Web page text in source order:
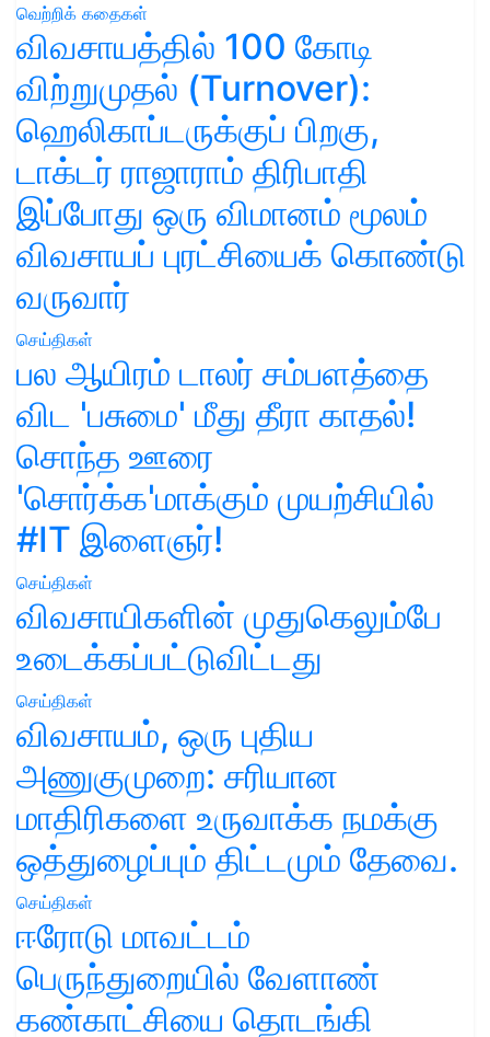
வெற்றிக் கதைகள்
விவசாயத்தில் 100 கோடி
விற்றுமுதல் (Turnover):
ஹெலிகாப்டருக்குப் பிறகு,
டாக்டர் ராஜாராம் திரிபாதி
இப்போது ஒரு விமானம் மூலம்
விவசாயப் புரட்சியைக் கொண்டு
வருவார்
செய்திகள்
பல ஆயிரம் டாலர் சம்பளத்தை
விட 'பசுமை' மீது தீரா காதல்!
சொந்த ஊரை
'சொர்க்க'மாக்கும் முயற்சியில்
#IT இளைஞர்!
செய்திகள்
விவசாயிகளின் முதுகெலும்பே
உடைக்கப்பட்டுவிட்டது
செய்திகள்
விவசாயம், ஒரு புதிய
அணுகுமுறை: சரியான
மாதிரிகளை உருவாக்க நமக்கு
ஒத்துழைப்பும் திட்டமும் தேவை.
செய்திகள்
ஈரோடு மாவட்டம்
பெருந்துறையில் வேளாண்
கண்காட்சியை தொடங்கி